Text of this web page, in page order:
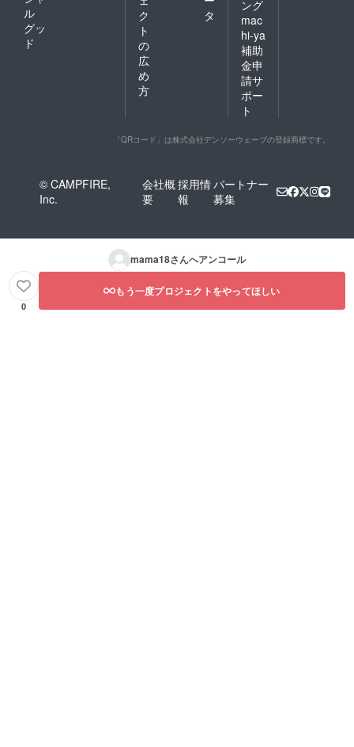
ル
グッ
ド
ク
ト
の
広
め
方
タ
ング
mac
hi-ya
補助
金申
請サ
ポー
ト
「QRコード」は株式会社デンソーウェーブの登録商標です。
© CAMPFIRE,
Inc.
会社概
要
採用情
報
パートナー
募集
mama18さんへアンコール
0
もう一度プロジェクトをやってほしい